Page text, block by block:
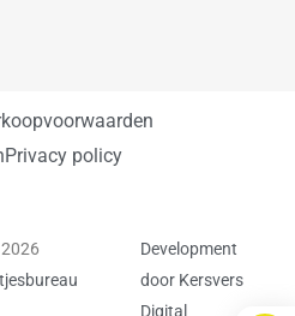
Privacy policy
Development
door Kersvers
Digital